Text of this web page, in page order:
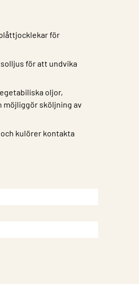
för
för att undvika
oljor,
sköljning av
kulörer kontakta